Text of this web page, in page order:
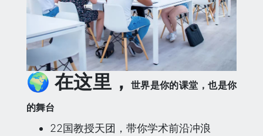
🌍 在这里，
世界是你的课堂，也是你
的舞台
22国教授天团，带你学术前沿冲浪